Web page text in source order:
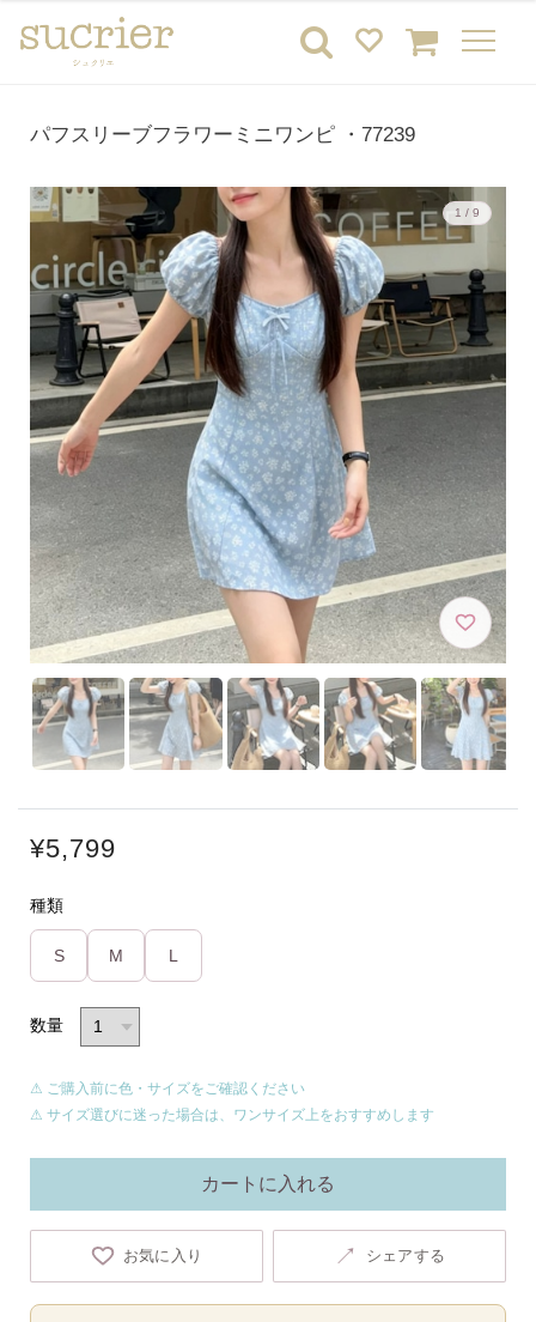
パフスリーブフラワーミニワンピ ・77239
1 / 9
¥5,799
種類
S M
数量
⚠ ご購入前に色・サイズをご確認ください
⚠ サイズ選びに迷った場合は、ワンサイズ上をおすすめします
カートに入れる
お気に入り ↗ シェアする